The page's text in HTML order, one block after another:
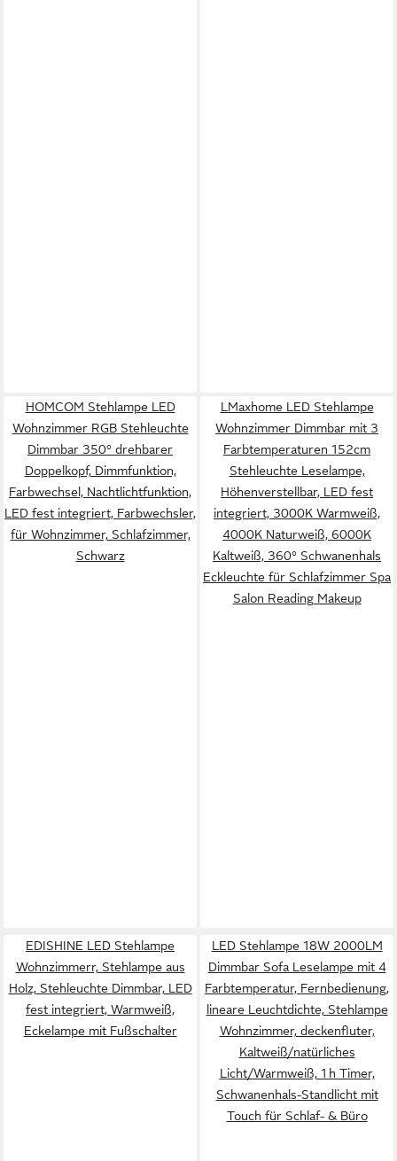
HOMCOM Stehlampe LED
Wohnzimmer RGB Stehleuchte
Dimmbar 350° drehbarer
Doppelkopf, Dimmfunktion,
Farbwechsel, Nachtlichtfunktion,
LED fest integriert, Farbwechsler,
für Wohnzimmer, Schlafzimmer,
Schwarz
LMaxhome LED Stehlampe
Wohnzimmer Dimmbar mit 3
Farbtemperaturen 152cm
Stehleuchte Leselampe,
Höhenverstellbar, LED fest
integriert, 3000K Warmweiß,
4000K Naturweiß, 6000K
Kaltweiß, 360° Schwanenhals
Eckleuchte für Schlafzimmer Spa
Salon Reading Makeup
EDISHINE LED Stehlampe
Wohnzimmerr, Stehlampe aus
Holz, Stehleuchte Dimmbar, LED
fest integriert, Warmweiß,
Eckelampe mit Fußschalter
LED Stehlampe 18W 2000LM
Dimmbar Sofa Leselampe mit 4
Farbtemperatur, Fernbedienung,
lineare Leuchtdichte, Stehlampe
Wohnzimmer, deckenfluter,
Kaltweiß/natürliches
Licht/Warmweiß, 1 h Timer,
Schwanenhals-Standlicht mit
Touch für Schlaf- & Büro